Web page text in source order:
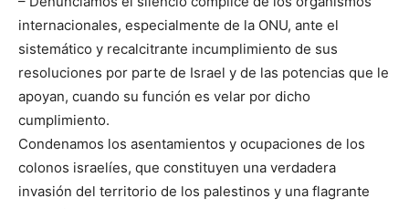
internacionales, especialmente de la ONU, ante el
sistemático y recalcitrante incumplimiento de sus
resoluciones por parte de Israel y de las potencias que le
apoyan, cuando su función es velar por dicho
cumplimiento.
Condenamos los asentamientos y ocupaciones de los
colonos israelíes, que constituyen una verdadera
invasión del territorio de los palestinos y una flagrante